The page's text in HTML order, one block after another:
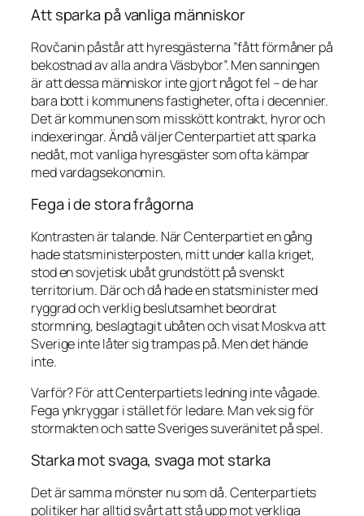
Att sparka på vanliga människor
Rovčanin påstår att hyresgästerna ”fått förmåner på
bekostnad av alla andra Väsbybor”. Men sanningen
är att dessa människor inte gjort något fel – de har
bara bott i kommunens fastigheter, ofta i decennier.
Det är kommunen som misskött kontrakt, hyror och
indexeringar. Ändå väljer Centerpartiet att sparka
nedåt, mot vanliga hyresgäster som ofta kämpar
med vardagsekonomin.
Fega i de stora frågorna
Kontrasten är talande. När Centerpartiet en gång
hade statsministerposten, mitt under kalla kriget,
stod en sovjetisk ubåt grundstött på svenskt
territorium. Där och då hade en statsminister med
ryggrad och verklig beslutsamhet beordrat
stormning, beslagtagit ubåten och visat Moskva att
Sverige inte låter sig trampas på. Men det hände
inte.
Varför? För att Centerpartiets ledning inte vågade.
Fega ynkryggar i stället för ledare. Man vek sig för
stormakten och satte Sveriges suveränitet på spel.
Starka mot svaga, svaga mot starka
Det är samma mönster nu som då. Centerpartiets
politiker har alltid svårt att stå upp mot verkliga